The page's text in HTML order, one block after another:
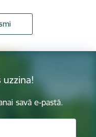
uzzina!
savā e-pastā.